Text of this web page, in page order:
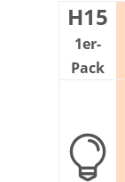
H15
1er-
Pack
